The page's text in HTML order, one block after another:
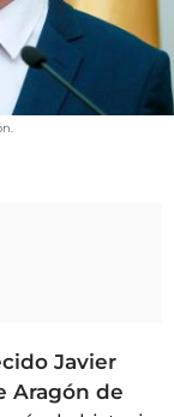
Javier
Aragón de